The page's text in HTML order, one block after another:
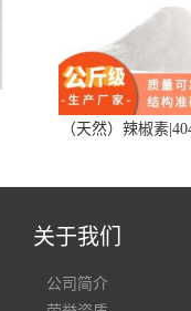
（天然）辣椒素
关于我们
公司简介